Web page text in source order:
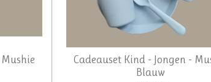
Cadeauset Kind - Jongen -
Blauw